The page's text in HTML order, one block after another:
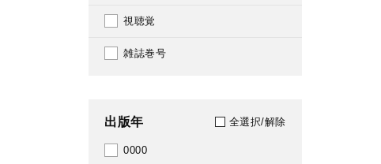
視聴覚
雑誌巻号
出版年 全選択/解除
0000